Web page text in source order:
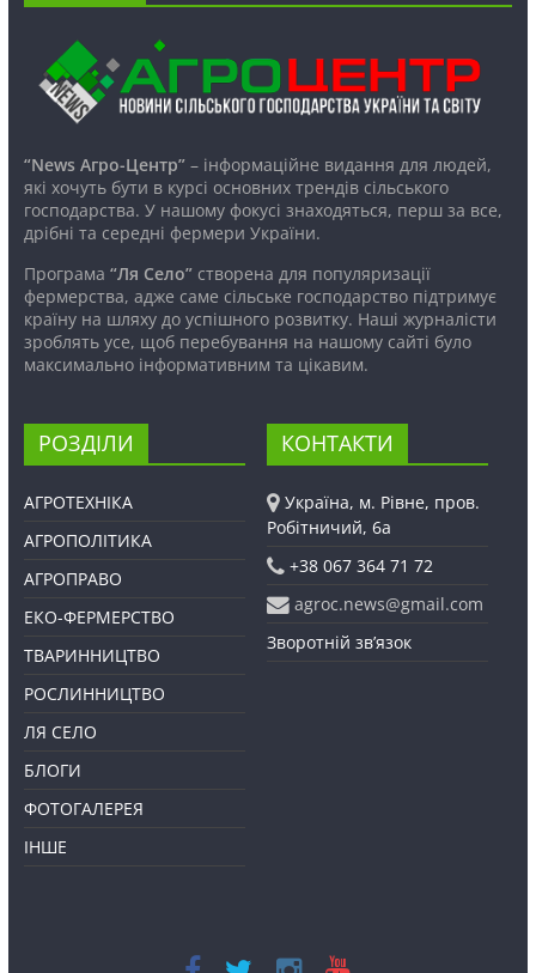
“News Агро-Центр”– інформаційне видання для людей,
які хочуть бути в курсі основних трендів сільського
господарства. У нашому фокусі знаходяться, перш за все,
дрібні та середні фермери України.
Програма “Ля Село”створена для популяризації
фермерства, адже саме сільське господарство підтримує
країну на шляху до успішного розвитку. Наші журналісти
зроблять усе, щоб перебування на нашому сайті було
максимально інформативним та цікавим.
РОЗДІЛИ
АГРОТЕХНІКА
АГРОПОЛІТИКА
АГРОПРАВО
ЕКО-ФЕРМЕРСТВО
ТВАРИННИЦТВО
РОСЛИННИЦТВО
ЛЯ СЕЛО
БЛОГИ
ФОТОГАЛЕРЕЯ
ІНШЕ
КОНТАКТИ
Україна, м. Рівне, пров.
Робітничий, 6а
+38 067 364 71 72
agroc.news@gmail.com
Зворотній зв’язок